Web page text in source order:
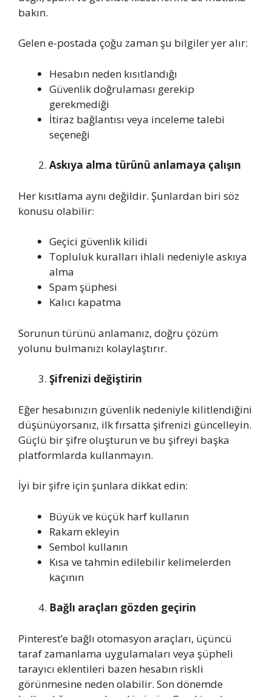
bakın.
Gelen e-postada çoğu zaman şu bilgiler yer alır:
Hesabın neden kısıtlandığı
Güvenlik doğrulaması gerekip
gerekmediği
İtiraz bağlantısı veya inceleme talebi
seçeneği
Askıya alma türünü anlamaya çalışın
Her kısıtlama aynı değildir. Şunlardan biri söz
konusu olabilir:
Geçici güvenlik kilidi
Topluluk kuralları ihlali nedeniyle askıya
alma
Spam şüphesi
Kalıcı kapatma
Sorunun türünü anlamanız, doğru çözüm
yolunu bulmanızı kolaylaştırır.
Şifrenizi değiştirin
Eğer hesabınızın güvenlik nedeniyle kilitlendiğini
düşünüyorsanız, ilk fırsatta şifrenizi güncelleyin.
Güçlü bir şifre oluşturun ve bu şifreyi başka
platformlarda kullanmayın.
İyi bir şifre için şunlara dikkat edin:
Büyük ve küçük harf kullanın
Rakam ekleyin
Sembol kullanın
Kısa ve tahmin edilebilir kelimelerden
kaçının
Bağlı araçları gözden geçirin
Pinterest’e bağlı otomasyon araçları, üçüncü
taraf zamanlama uygulamaları veya şüpheli
tarayıcı eklentileri bazen hesabın riskli
görünmesine neden olabilir. Son dönemde